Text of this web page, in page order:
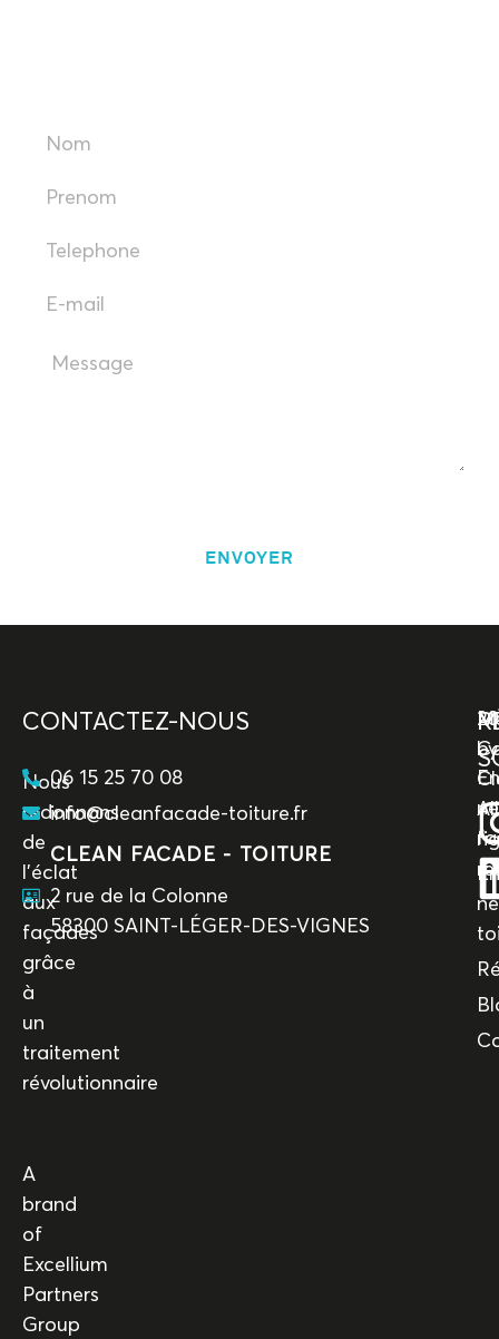
ENVOYER
Nous
redonnons
de
l’éclat
aux
façades
grâce
à
un
traitement
révolutionnaire
A
brand
of
Excellium
Partners
Group
CONTACTEZ-NOUS
06 15 25 70 08
info@cleanfacade-toiture.fr
CLEAN FACADE - TOITURE
2 rue de la Colonne
58300 SAINT-LÉGER-DES-VIGNES
All
by